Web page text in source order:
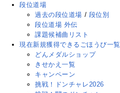
段位道場
過去の段位道場 / 段位別
段位道場 外伝
課題候補曲リスト
現在新規獲得できるごほうび一覧
どんメダルショップ
きせかえ一覧
キャンペーン
挑戦！ドンチャレ2026